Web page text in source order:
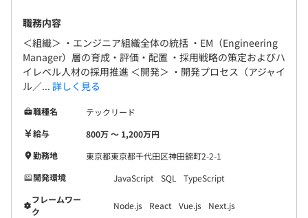
職務内容
＜組織＞ ・エンジニア組織全体の統括 ・EM（Engineering
Manager）層の育成・評価・配置 ・採用戦略の策定およびハ
イレベル人材の採用推進 ＜開発＞ ・開発プロセス（アジャイ
ル／... 詳しく見る
職種名
テックリード
給与
800万 〜 1,200万円
勤務地
東京都東京都千代田区神田錦町2-2-1
開発環境
JavaScript SQL
TypeScript
フレームワー
ク
Node.js React Vue.js Next.js